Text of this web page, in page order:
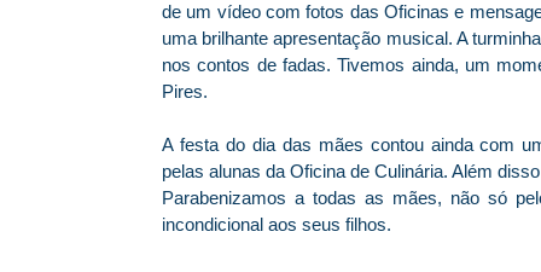
de um vídeo com fotos das Oficinas e
uma brilhante apresentação musical. A
nos contos de fadas. Tivemos ainda, um
Pires.
A festa do dia das mães contou ainda com
pelas alunas da Oficina de Culinária. Além
Parabenizamos a todas as mães, não só
incondicional aos seus filhos.